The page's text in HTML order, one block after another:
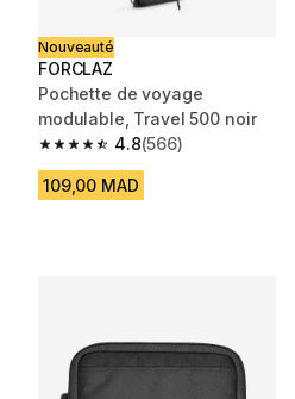
Nouveauté
FORCLAZ
Pochette de voyage
modulable, Travel 500 noir
4.8
4.8 out of 5 stars from 566
(566)
109,00 MAD